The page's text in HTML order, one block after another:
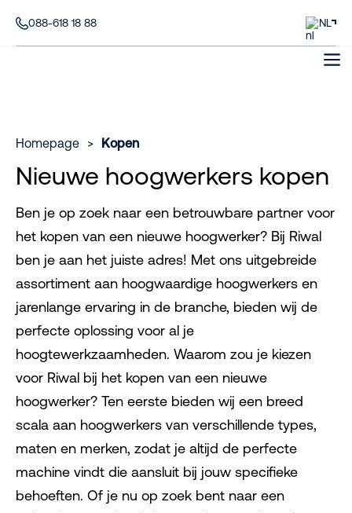
088-618 18 88 NL
Homepage > Kopen
Nieuwe hoogwerkers kopen
Ben je op zoek naar een betrouwbare partner voor
het kopen van een nieuwe hoogwerker? Bij Riwal
ben je aan het juiste adres! Met ons uitgebreide
assortiment aan hoogwaardige hoogwerkers en
jarenlange ervaring in de branche, bieden wij de
perfecte oplossing voor al je
hoogtewerkzaamheden. Waarom zou je kiezen
voor Riwal bij het kopen van een nieuwe
hoogwerker? Ten eerste bieden wij een breed
scala aan hoogwerkers van verschillende types,
maten en merken, zodat je altijd de perfecte
machine vindt die aansluit bij jouw specifieke
behoeften. Of je nu op zoek bent naar een